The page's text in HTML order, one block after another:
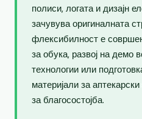
полиси, логата и дизајн
зачувува оригиналната
флексибилност е
за обука, развој на демо
технологии или
материјали за
за благосостојба.